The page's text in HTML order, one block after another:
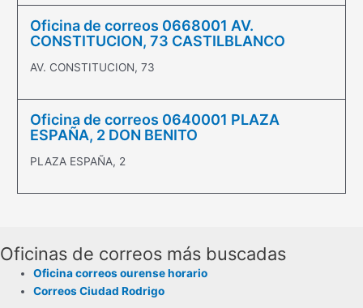
Oficina de correos 0668001 AV.
CONSTITUCION, 73 CASTILBLANCO
AV. CONSTITUCION, 73
Oficina de correos 0640001 PLAZA
ESPAÑA, 2 DON BENITO
PLAZA ESPAÑA, 2
Oficinas de correos más buscadas
Oficina correos ourense horario
Correos Ciudad Rodrigo